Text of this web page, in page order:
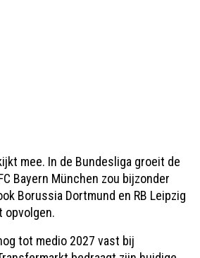
mee. In de Bundesliga groeit de
Bayern München zou bijzonder
Borussia Dortmund en RB Leipzig
opvolgen.
tot medio 2027 vast bij